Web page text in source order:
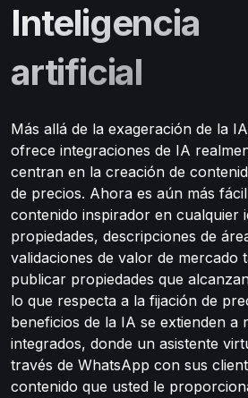
Inteligencia
artificial
Más allá de la exageración de la
ofrece integraciones de IA
centran en la creación de
de precios. Ahora es aún más
contenido inspirador en cualquier
propiedades, descripciones de
validaciones de valor de mercado
publicar propiedades que
lo que respecta a la fijación de
beneficios de la IA se extienden a
integrados, donde un asistente
través de WhatsApp con sus
contenido que usted le